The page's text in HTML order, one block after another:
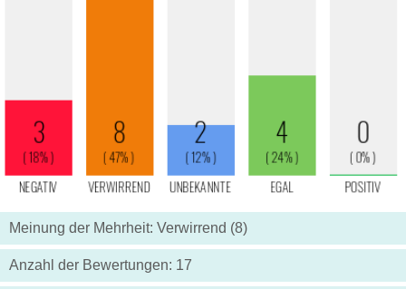
Meinung der Mehrheit: Verwirrend (8)
Anzahl der Bewertungen: 17